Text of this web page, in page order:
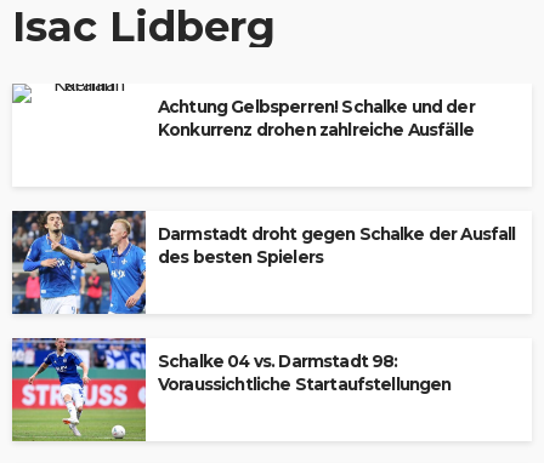
Isac Lidberg
Achtung Gelbsperren! Schalke und der
Konkurrenz drohen zahlreiche Ausfälle
Darmstadt droht gegen Schalke der Ausfall
des besten Spielers
Schalke 04 vs. Darmstadt 98:
Voraussichtliche Startaufstellungen